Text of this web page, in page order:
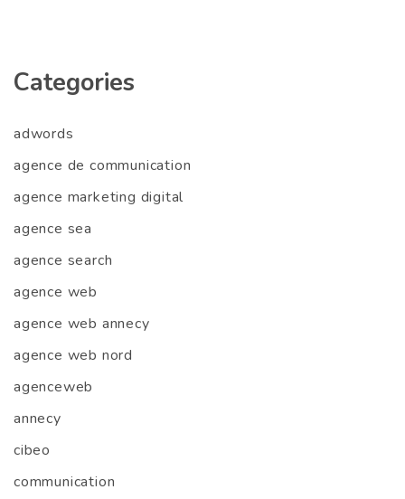
Categories
adwords
agence de communication
agence marketing digital
agence sea
agence search
agence web
agence web annecy
agence web nord
agenceweb
annecy
cibeo
communication